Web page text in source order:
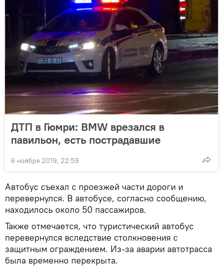
ДТП в Гюмри: BMW врезался в
павильон, есть пострадавшие
6 ноября 2019, 22:59
Автобус съехал с проезжей части дороги и
перевернулся. В автобусе, согласно сообщению,
находилось около 50 пассажиров.
Также отмечается, что туристический автобус
перевернулся вследствие столкновения с
защитным ограждением. Из-за аварии автотрасса
была временно перекрыта.